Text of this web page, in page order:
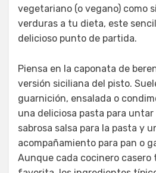
vegetariano (o vegano) como
verduras a tu dieta, este
delicioso punto de partida.
Piensa en la caponata de
versión siciliana del pisto.
guarnición, ensalada o
una deliciosa pasta para
sabrosa salsa para la pasta y
acompañamiento para pan o
Aunque cada cocinero casero